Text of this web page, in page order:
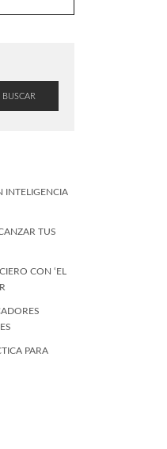
BUSCAR
INTELIGENCIA
TUS
CON ‘EL
PARA